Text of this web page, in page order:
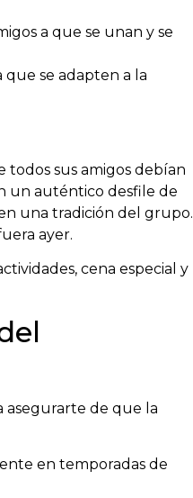
a que se unan y se
que se adapten a la
todos sus amigos debían
un auténtico desfile de
una tradición del grupo.
ayer.
cena especial y
asegurarte de que la
en temporadas de